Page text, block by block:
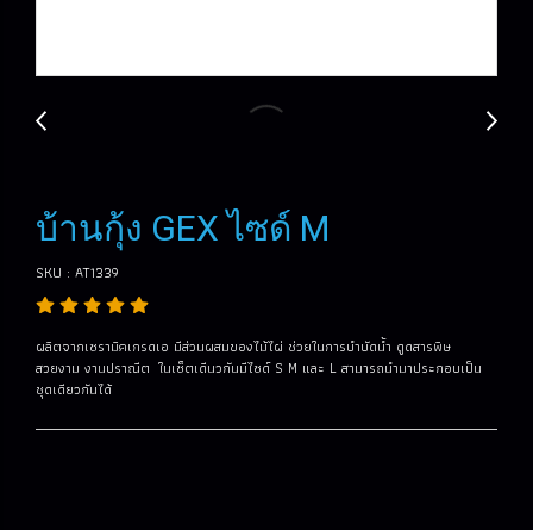
บ้านกุ้ง GEX ไซด์ M
SKU : AT1339
ผลิตจากเซรามิคเกรดเอ มีส่วนผสมของไม้ไผ่ ช่วยในการบำบัดน้ำ ดูดสารพิษ
สวยงาม งานปราณีต ในเซ็ตเดีนวกันมีไซด์ S M และ L สามารถนำมาประกอบเป็น
ชุดเดียวกันได้